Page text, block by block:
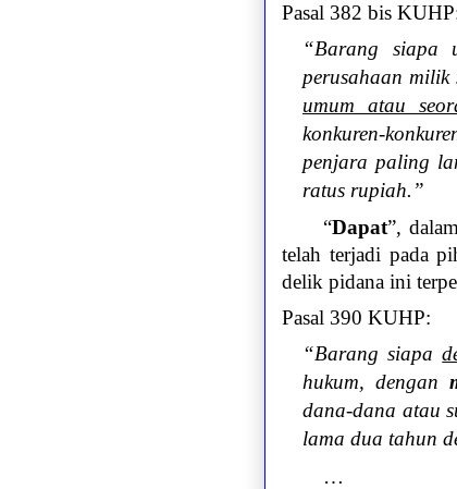
Pasal 382 bis
“Barang siapa
perusahaan
umum atau
konkuren-
penjara paling
ratus rupiah.”
“Dapat”,
telah terjadi pada
delik pidana ini
Pasal 390 KUHP:
“Barang siapa
hukum, dengan
dana-dana atau
lama dua tahun
…